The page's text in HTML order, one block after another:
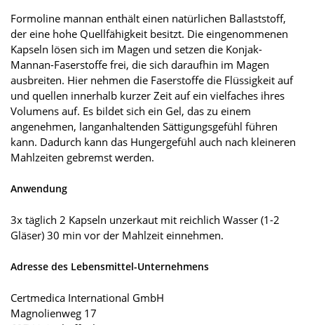
Formoline mannan enthält einen natürlichen Ballaststoff,
der eine hohe Quellfähigkeit besitzt. Die eingenommenen
Kapseln lösen sich im Magen und setzen die Konjak-
Mannan-Faserstoffe frei, die sich daraufhin im Magen
ausbreiten. Hier nehmen die Faserstoffe die Flüssigkeit auf
und quellen innerhalb kurzer Zeit auf ein vielfaches ihres
Volumens auf. Es bildet sich ein Gel, das zu einem
angenehmen, langanhaltenden Sättigungsgefühl führen
kann. Dadurch kann das Hungergefühl auch nach kleineren
Mahlzeiten gebremst werden.
Anwendung
3x täglich 2 Kapseln unzerkaut mit reichlich Wasser (1-2
Gläser) 30 min vor der Mahlzeit einnehmen.
Adresse des Lebensmittel-Unternehmens
Certmedica International GmbH
Magnolienweg 17